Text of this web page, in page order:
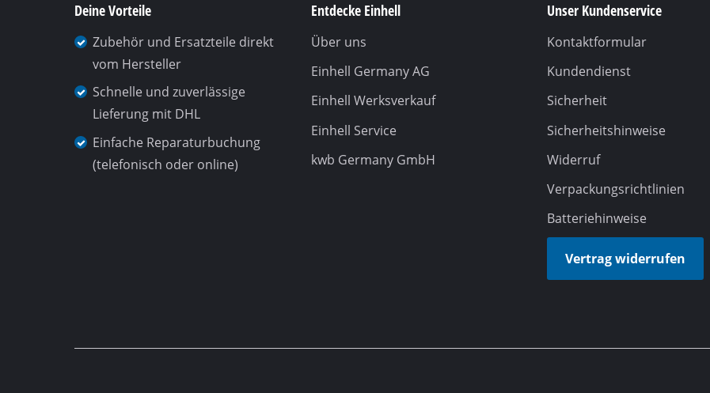
Deine Vorteile
Zubehör und Ersatzteile direkt
vom Hersteller
Schnelle und zuverlässige
Lieferung mit DHL
Einfache Reparaturbuchung
(telefonisch oder online)
Entdecke Einhell
Über uns
Einhell Germany AG
Einhell Werksverkauf
Einhell Service
kwb Germany GmbH
Unser Kundenservice
Kontaktformular
Kundendienst
Sicherheit
Sicherheitshinweise
Widerruf
Verpackungsrichtlinien
Batteriehinweise
Vertrag widerrufen